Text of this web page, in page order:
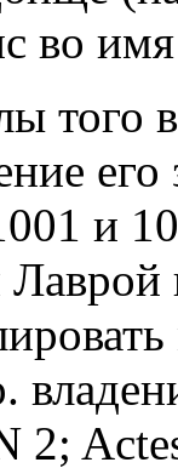
во
его
и
2;